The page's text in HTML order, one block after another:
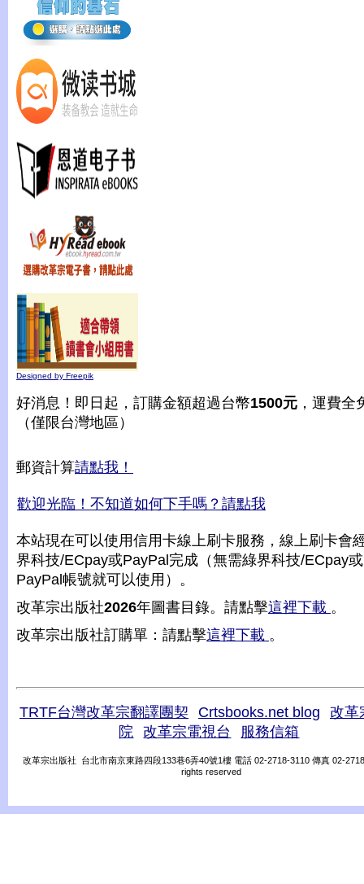
Designed by Freepik
好消息！即日起，訂購金額超過台幣1500元 ，運費全
（僅限台灣地區）
郵資計算請點我！
歡迎光臨！不知道如何下手嗎？請點我
本站現在可以使用信用卡線上刷卡服務，線上刷卡會
界科技/ECpay或PayPal完成（無需綠界科技/ECpay或
PayPal帳號就可以使用）。
改革宗出版社2026年圖書目錄。請點擊這裡下載 。
改革宗出版社訂購單：請點擊這裡下載 。
TRTF台灣改革宗翻譯團契 Crtsbooks.net blog
改革
院
改革宗電視台 服務信箱
改革宗出版社 台北市南京東路四段133巷6弄40號1樓 電話 02-2718-3110 傳真 02-
rights reserved